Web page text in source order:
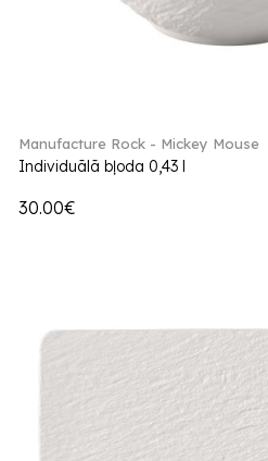
Manufacture Rock - Mickey Mouse
Individuālā bļoda 0,43 l
30.00€